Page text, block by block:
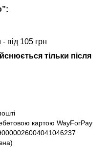
від 105 грн
тільки після
картою WayForPay